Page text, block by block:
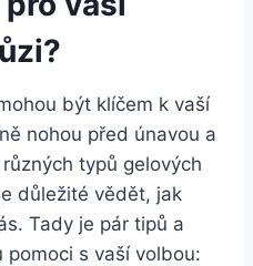
být klíčem k vaší
nohou před únavou a
typů⁣ gelových⁣
důležité vědět, ⁤jak‍
Tady ⁣je pár‌ tipů a
⁤s vaší‌ volbou: